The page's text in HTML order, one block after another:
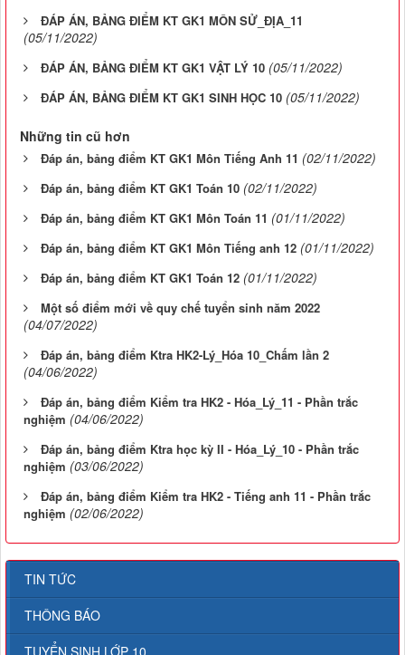
ĐÁP ÁN, BẢNG ĐIỂM KT GK1 MÔN SỬ_ĐỊA_11
(05/11/2022)
ĐÁP ÁN, BẢNG ĐIỂM KT GK1 VẬT LÝ 10 (05/11/2022)
ĐÁP ÁN, BẢNG ĐIỂM KT GK1 SINH HỌC 10 (05/11/2022)
Những tin cũ hơn
Đáp án, bảng điểm KT GK1 Môn Tiếng Anh 11 (02/11/2022)
Đáp án, bảng điểm KT GK1 Toán 10 (02/11/2022)
Đáp án, bảng điểm KT GK1 Môn Toán 11 (01/11/2022)
Đáp án, bảng điểm KT GK1 Môn Tiếng anh 12 (01/11/2022)
Đáp án, bảng điểm KT GK1 Toán 12 (01/11/2022)
Một số điểm mới về quy chế tuyển sinh năm 2022
(04/07/2022)
Đáp án, bảng điểm Ktra HK2-Lý_Hóa 10_Chấm lần 2
(04/06/2022)
Đáp án, bảng điểm Kiểm tra HK2 - Hóa_Lý_11 - Phần trắc
nghiệm (04/06/2022)
Đáp án, bảng điểm Ktra học kỳ II - Hóa_Lý_10 - Phần trắc
nghiệm (03/06/2022)
Đáp án, bảng điểm Kiểm tra HK2 - Tiếng anh 11 - Phần trắc
nghiệm (02/06/2022)
TIN TỨC
THÔNG BÁO
TUYỂN SINH LỚP 10